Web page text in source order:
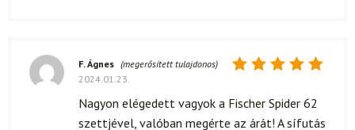
5/ 5
F. Ágnes (megerősített tulajdonos)
2024.01.23.
Nagyon elégedett vagyok a Fischer Spider 62
szettjével, valóban megérte az árát! A sífutás